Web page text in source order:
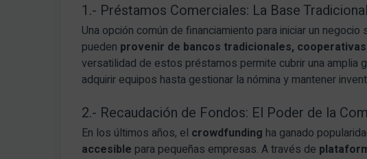
1.- Préstamos Comerciales: La Base Tradicional
Una opción común de financiamiento para iniciar un
pueden provenir de bancos tradicionales,
versatilidad de estos préstamos permite cubrir una amplia
adquirir equipos hasta gestionar la nómina y mantener
2.- Recaudación de Fondos: El Poder de la
En los últimos años, el crowdfunding ha ganado
accesible para pequeñas empresas. A través de